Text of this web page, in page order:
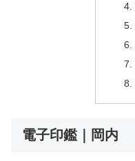
電子印鑑｜岡内